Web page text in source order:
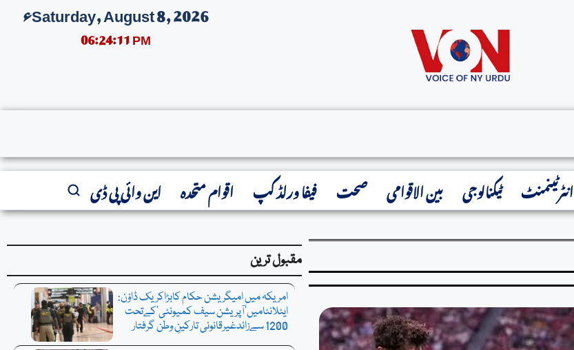
Saturday, August 8, 2026ء
06:24:12 PM
انٹرٹینمنٹ ٹیکنالوجی بین الاقوامی صحت فیفا ورلڈ کپ اقوام متحدہ این وائی پی ڈی
مقبول ترین
امریکہ میں امیگریشن حکام کابڑاکریک ڈاؤن:
ایٹلانٹامیں’آپریشن سیف کمیونٹی‘کےتحت
1200 سےزائدغیرقانونی تارکینِ وطن گرفتار